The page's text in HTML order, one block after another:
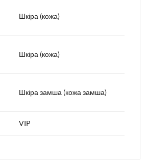
Шкіра (кожа)
Шкіра (кожа)
Шкіра замша (кожа замша)
VIP